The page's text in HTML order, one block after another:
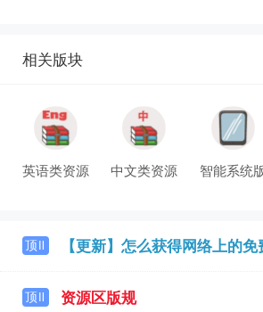
相关版块
英语类资源 中文类资源 智能系统
顶Ⅱ 【更新】怎么获得网络上的
顶Ⅱ 资源区版规